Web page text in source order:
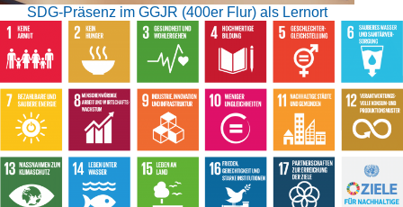
SDG-Präsenz im GGJR (400er Flur) als Lernort